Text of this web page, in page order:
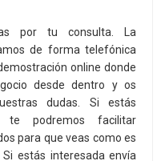
por tu consulta. La
de forma telefónica
online donde
desde dentro y os
dudas. Si estás
te podremos facilitar
para que veas como es
estás interesada envía